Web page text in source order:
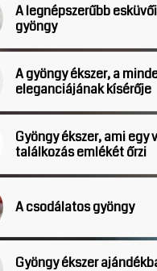
A legnépszerűbb
gyöngy
A gyöngy ékszer, a
eleganciájának kísérője
Gyöngy ékszer, ami egy
találkozás emlékét őrzi
A csodálatos gyöngy
Gyöngy ékszer